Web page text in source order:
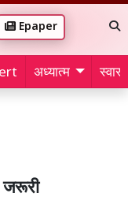
Epaper
अध्यात्म